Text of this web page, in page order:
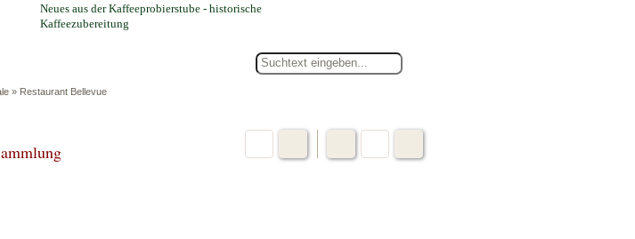
Neues aus der Kaffeeprobierstube - historische
Kaffeezubereitung
» Restaurant Bellevue